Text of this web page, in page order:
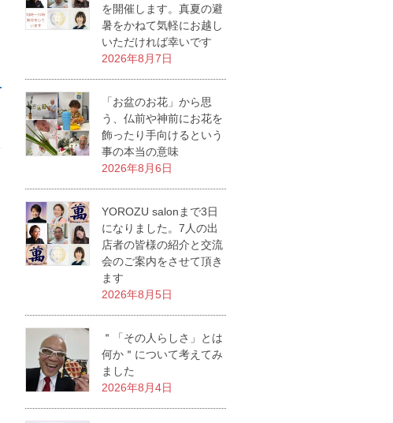
を開催します。真夏の避
暑をかねて気軽にお越し
いただければ幸いです
2026年8月7日
「お盆のお花」から思
う、仏前や神前にお花を
飾ったり手向けるという
事の本当の意味
2026年8月6日
YOROZU salonまで3日
になりました。7人の出
店者の皆様の紹介と交流
会のご案内をさせて頂き
ます
2026年8月5日
＂「その人らしさ」とは
何か＂について考えてみ
ました
2026年8月4日